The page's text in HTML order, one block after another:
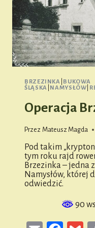
BRZEZINKA BUKOWA
ŚLĄSKA NAMYSŁÓW
Operacja
Przez Mateusz Magda
Pod takim
tym roku rajd
Brzezinka – jedna
Namysłów, której
odwiedzić.
90